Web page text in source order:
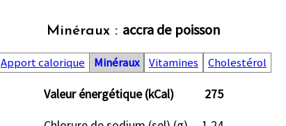
Minéraux : accra de poisson
Apport calorique Minéraux Vitamines Cholestérol
Valeur énergétique (kCal)
275